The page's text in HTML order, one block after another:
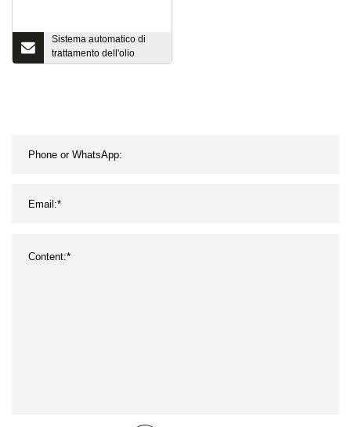
Sistema automatico di
trattamento dell'olio
isolante sotto vuoto da